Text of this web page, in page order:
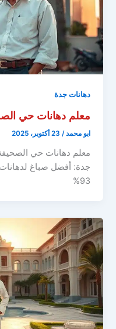
دهانات جدة
معلم دهانات حي
ابو محمد/ 23 أكتوبر، 2025
معلم دهانات حي
جدة: أفضل صباغ
93%